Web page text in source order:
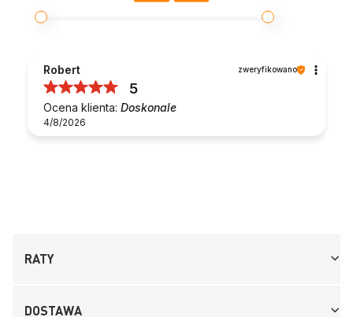
Robert zweryfikowano
5
Ocena klienta: Doskonale
4/8/2026
RATY
DOSTAWA